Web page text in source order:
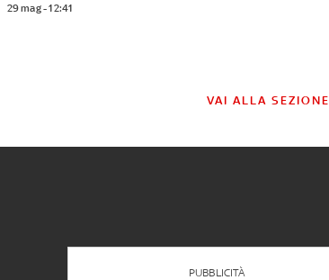
29 mag - 12:41
VAI ALLA SEZIONE
PUBBLICITÀ